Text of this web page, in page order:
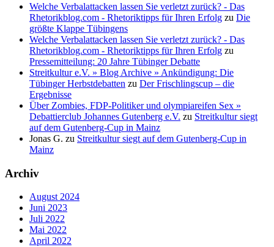
Welche Verbalattacken lassen Sie verletzt zurück? - Das
Rhetorikblog.com - Rhetoriktipps für Ihren Erfolg zu Die
größte Klappe Tübingens
Welche Verbalattacken lassen Sie verletzt zurück? - Das
Rhetorikblog.com - Rhetoriktipps für Ihren Erfolg zu
Pressemitteilung: 20 Jahre Tübinger Debatte
Streitkultur e.V. » Blog Archive » Ankündigung: Die
Tübinger Herbstdebatten zu Der Frischlingscup – die
Ergebnisse
Über Zombies, FDP-Politiker und olympiareifen Sex »
Debattierclub Johannes Gutenberg e.V. zu Streitkultur siegt
auf dem Gutenberg-Cup in Mainz
Jonas G. zu Streitkultur siegt auf dem Gutenberg-Cup in
Mainz
Archiv
August 2024
Juni 2023
Juli 2022
Mai 2022
April 2022